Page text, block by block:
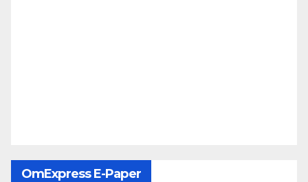
OmExpress E-Paper